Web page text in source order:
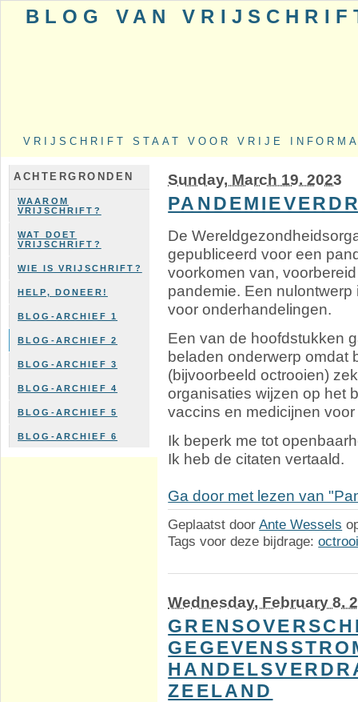
BLOG VAN
VRIJSCHRIFT STAAT VOOR VRIJE
ACHTERGRONDEN
WAAROM
VRIJSCHRIFT?
WAT DOET
VRIJSCHRIFT?
WIE IS VRIJSCHRIFT?
HELP, DONEER!
BLOG-ARCHIEF 1
BLOG-ARCHIEF 2
BLOG-ARCHIEF 3
BLOG-ARCHIEF 4
BLOG-ARCHIEF 5
BLOG-ARCHIEF 6
Sunday, March 19. 2023
De
gepubliceerd voor een
voorkomen van,
pandemie. Een
voor onderhandelingen.
Een van de hoofdstukken
beladen onderwerp omdat
(bijvoorbeeld octrooien)
organisaties wijzen op het
vaccins en medicijnen
Ik beperk me tot
Ik heb de citaten vertaald.
Ga door met lezen van
Geplaatst doorAnte Wessels
Tags voor deze bijdrage:
Wednesday, February 8.
ZEELAND